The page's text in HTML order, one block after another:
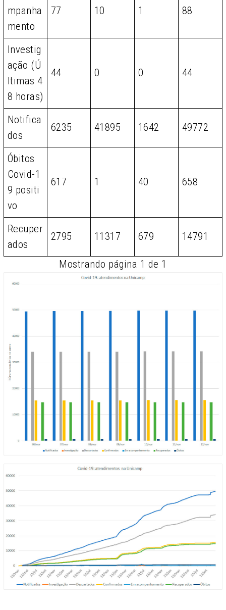
mpanha
mento
77 10 1 88
Investig
ação (Ú
ltimas 4
8 horas)
44 0 0 44
Notifica
dos
6235 41895 1642 49772
Óbitos
Covid-1
9 positi
vo
617 1 40 658
Recuper
ados
2795 11317 679 14791
Mostrando página 1 de 1